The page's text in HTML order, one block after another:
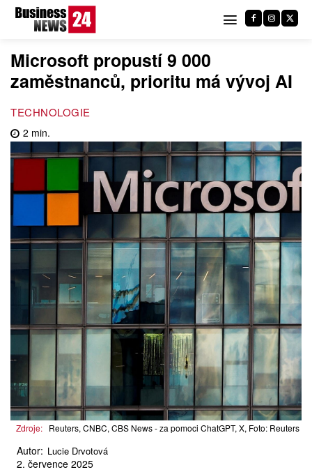
Microsoft propustí 9 000
zaměstnanců, prioritu má vývoj AI
TECHNOLOGIE
2 min.
Zdroje: Reuters, CNBC, CBS News - za pomoci ChatGPT, X, Foto: Reuters
Autor: Lucie Drvotová
2. července 2025